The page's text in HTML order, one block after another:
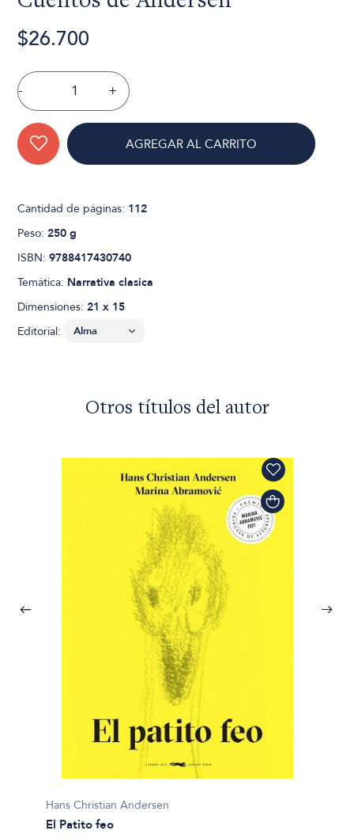
$26.700
- +
AGREGAR AL CARRITO
Cantidad de páginas: 112
Peso:250 g
ISBN:9788417430740
Temática: Narrativa clasica
Dimensiones:21 x 15
Editorial:
Otros títulos del autor
Hans Christian Andersen
El Patito feo